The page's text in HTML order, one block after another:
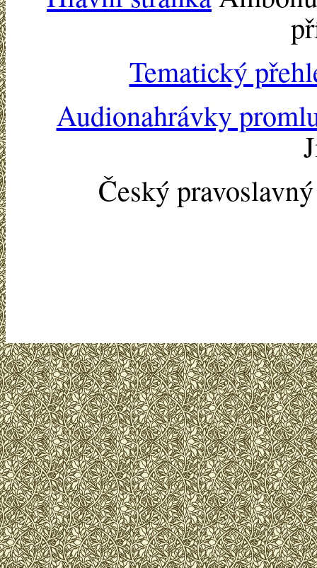
Tematický
Audionahrávky
Český